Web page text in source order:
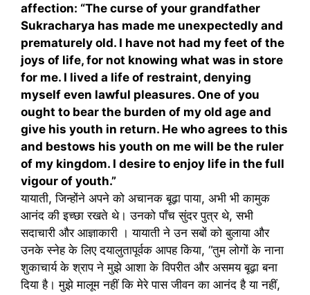
affection: “The curse of your grandfather
Sukracharya has made me unexpectedly and
prematurely old. I have not had my feet of the
joys of life, for not knowing what was in store
for me. I lived a life of restraint, denying
myself even lawful pleasures. One of you
ought to bear the burden of my old age and
give his youth in return. He who agrees to this
and bestows his youth on me will be the ruler
of my kingdom. I desire to enjoy life in the full
vigour of youth.”
यायाती, जिन्होंने अपने को अचानक बूढ़ा पाया, अभी भी कामुक
आनंद की इच्छा रखते थे। उनको पाँच सुंदर पुत्र थे, सभी
सदाचारी और आज्ञाकारी । यायाती ने उन सबों को बुलाया और
उनके स्नेह के लिए दयालुतापूर्वक आपह किया, “तुम लोगों के नाना
शुकाचार्य के श्राप ने मुझे आशा के विपरीत और असमय बूढ़ा बना
दिया है। मुझे मालूम नहीं कि मेरे पास जीवन का आनंद है या नहीं,